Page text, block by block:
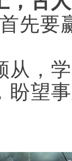
先要
从，
盼望